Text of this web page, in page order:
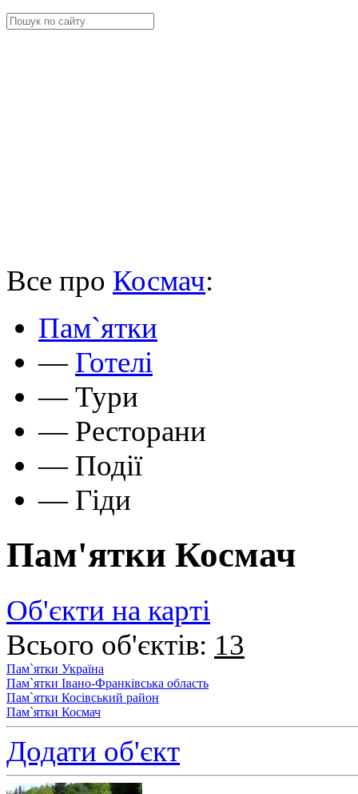
Все про Космач:
Пам`ятки
— Готелі
— Тури
— Ресторани
— Події
— Гіди
Пам'ятки Космач
Об'єкти на карті
Всього об'єктів: 13
Пам`ятки Україна
Пам`ятки Івано-Франківська область
Пам`ятки Косівський район
Пам`ятки Космач
Додати об'єкт